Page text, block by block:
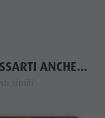
ANCHE...
simili